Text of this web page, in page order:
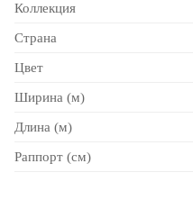
Коллекция
Страна
Цвет
Ширина (м)
Длина (м)
Раппорт (см)